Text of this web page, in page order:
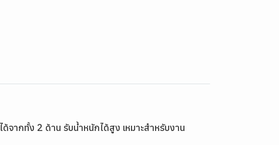
จากทั้ง 2 ด้าน รับน้ำหนักได้สูง เหมาะสำหรับงาน